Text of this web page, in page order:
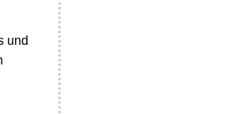
und